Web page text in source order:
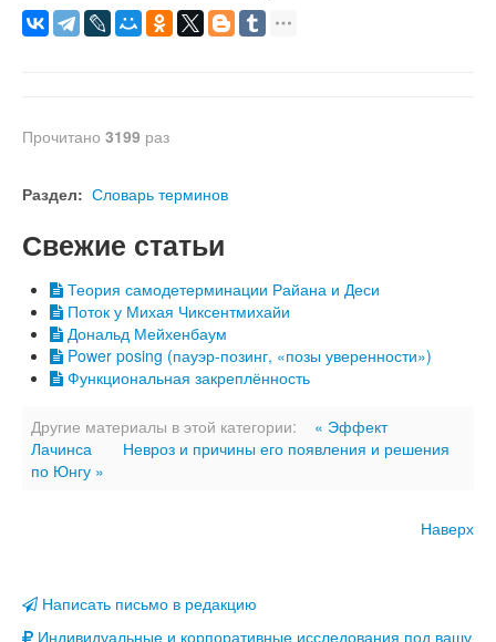
Прочитано 3199 раз
Раздел: Словарь терминов
Свежие статьи
Теория самодетерминации Райана и Деси
Поток у Михая Чиксентмихайи
Дональд Мейхенбаум
Power posing (пауэр-позинг, «позы уверенности»)
Функциональная закреплённость
Другие материалы в этой категории:
« Эффект
Лачинса
Невроз и причины его появления и решения
по Юнгу »
Наверх
Написать письмо в редакцию
Индивидуальные и корпоративные исследования под вашу